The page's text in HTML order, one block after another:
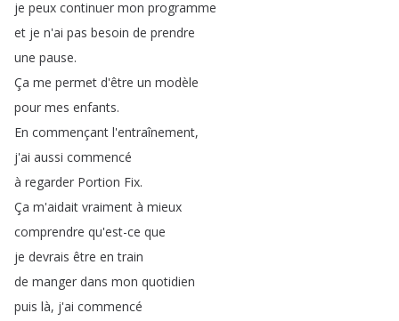
je peux continuer mon programme
et je n'ai pas besoin de prendre
une pause.
Ça me permet d'être un modèle
pour mes enfants.
En commençant l'entraînement,
j'ai aussi commencé
à regarder Portion Fix.
Ça m'aidait vraiment à mieux
comprendre qu'est-ce que
je devrais être en train
de manger dans mon quotidien
puis là, j'ai commencé